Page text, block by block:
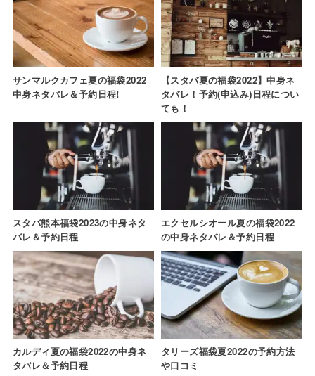
サンマルクカフェ夏の福袋2022
中身ネタバレ＆予約日程!
【スタバ夏の福袋2022】中身ネ
タバレ！予約(申込み)日程につい
ても！
スタバ熊本福袋2023の中身ネタ
バレ＆予約日程
エクセルシオール夏の福袋2022
の中身ネタバレ＆予約日程
カルディ夏の福袋2022の中身ネ
タバレ＆予約日程
タリーズ福袋夏2022の予約方法
や口コミ